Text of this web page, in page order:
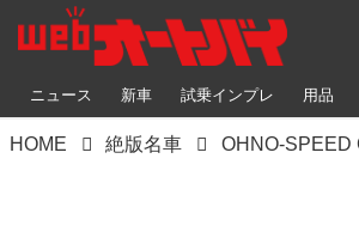
ニュース 新車 試乗インプレ 用品
HOME 絶版名車